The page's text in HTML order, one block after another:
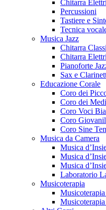
Chitarra
Percussioni
Tastiere e
Tecnica
Musica Jazz
Chitarra
Chitarra
Pianoforte
Sax e
Educazione Corale
Coro dei
Coro dei Medi
Coro Voci
Coro
Coro Sine
Musica da Camera
Musica
Musica
Musica
Laboratorio
Musicoterapia
Musicoterapia
Musicoterapia